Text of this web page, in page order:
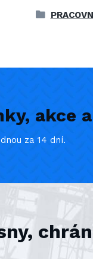
akce
za 14 dní.